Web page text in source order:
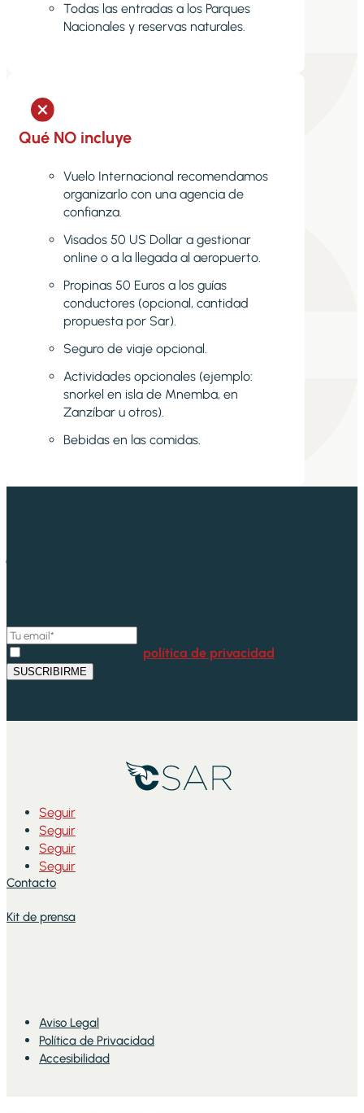
Todas las entradas a los Parques
Nacionales y reservas naturales.
Qué NO incluye
Vuelo Internacional recomendamos
organizarlo con una agencia de
confianza.
Visados 50 US Dollar a gestionar
online o a la llegada al aeropuerto.
Propinas 50 Euros a los guías
conductores (opcional, cantidad
propuesta por Sar).
Seguro de viaje opcional.
Actividades opcionales (ejemplo:
snorkel en isla de Mnemba, en
Zanzíbar u otros).
Bebidas en las comidas.
política de privacidad
SUSCRIBIRME
Seguir
Seguir
Seguir
Seguir
Contacto
Kit de prensa
Aviso Legal
Política de Privacidad
Accesibilidad